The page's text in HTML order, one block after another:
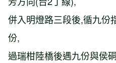
併入明燈路三段後,循九份
份,
過瑞柑陸橋後遇九份與侯